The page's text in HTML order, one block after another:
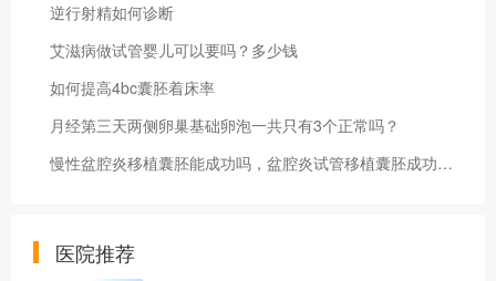
逆行射精如何诊断
艾滋病做试管婴儿可以要吗？多少钱
如何提高4bc囊胚着床率
月经第三天两侧卵巢基础卵泡一共只有3个正常吗？
慢性盆腔炎移植囊胚能成功吗，盆腔炎试管移植囊胚成功率及注意事项
医院推荐